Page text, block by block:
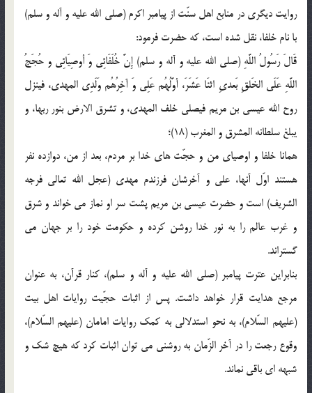
روایت دیگری در منابع اهل سنّت از پیامبر اکرم (صلی الله علیه و آله و سلم)
با نام خلفا، نقل شده است، که حضرت فرمود:
قَالَ رَسُولُ اللَّهِ (صلی الله علیه و آله و سلم) إِنَّ خُلَفَائِی وَ أوصِیَائِی و حُجَجُ
اللَّهِ عَلَی الخَلقِ بَعدیِ اثنَا عَشَرَ، أوَّلُهُم عَلِی وَ آخِرُهُم وَلَدِی المهدی، فینزل
روح الله عیسی بن مریم فیصلی خلف المهدی، و تشرق الارض بنور ربها، و
یبلغ سلطانه المشرق و المغرب (18)؛
همانا خلفا و اوصیای من و حجّت های خدا بر مردم، بعد از من، دوازده نفر
هستند اوّل آنها، علی و آخرشان فرزندم مهدی (عجل الله تعالی فرجه
الشریف) است و حضرت عیسی بن مریم پشت سر او نماز می خواند و شرق
و غرب عالم را به نور خدا روشن کرده و حکومت خود را بر جهان می
گستراند.
بنابراین عترت پیامبر (صلی الله علیه و آله و سلم)، کنار قرآن، به عنوان
مرجع هدایت قرار خواهد داشت. پس از اثبات حجّیت روایات اهل بیت
(علیهم السّلام)، به نحو استدلالی به کمک روایات امامان (علیهم السّلام)،
وقوع رجعت را در آخر الزّمان به روشنی می توان اثبات کرد که هیچ شک و
شبهه ای باقی نماند.